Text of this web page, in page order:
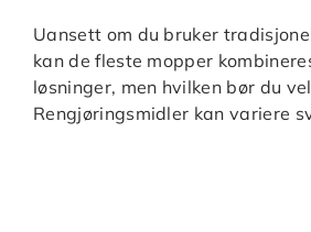
Uansett om du bruker
kan de fleste mopper
løsninger, men hvilken bør du
Rengjøringsmidler kan variere